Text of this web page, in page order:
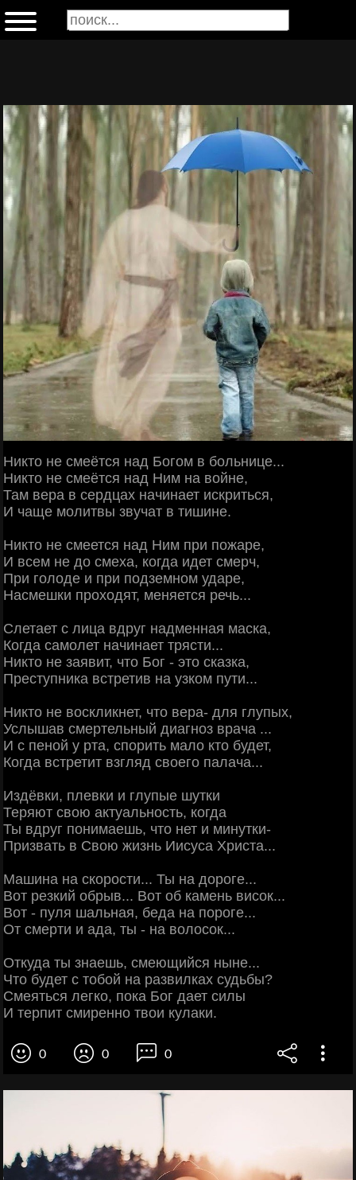
Никто не смеётся над Богом в больнице...
Никто не смеётся над Ним на войне,
Там вера в сердцах начинает искриться,
И чаще молитвы звучат в тишине.
Никто не смеется над Ним при пожаре,
И всем не до смеха, когда идет смерч,
При голоде и при подземном ударе,
Насмешки проходят, меняется речь...
Слетает с лица вдруг надменная маска,
Когда самолет начинает трясти...
Никто не заявит, что Бог - это сказка,
Преступника встретив на узком пути...
Никто не воскликнет, что вера- для глупых,
Услышав смертельный диагноз врача ...
И с пеной у рта, спорить мало кто будет,
Когда встретит взгляд своего палача...
Издёвки, плевки и глупые шутки
Теряют свою актуальность, когда
Ты вдруг понимаешь, что нет и минутки-
Призвать в Свою жизнь Иисуса Христа...
Машина на скорости... Ты на дороге...
Вот резкий обрыв... Вот об камень висок...
Вот - пуля шальная, беда на пороге...
От смерти и ада, ты - на волосок...
Откуда ты знаешь, смеющийся ныне...
Что будет с тобой на развилках судьбы?
Смеяться легко, пока Бог дает силы
И терпит смиренно твои кулаки.
0 0 0